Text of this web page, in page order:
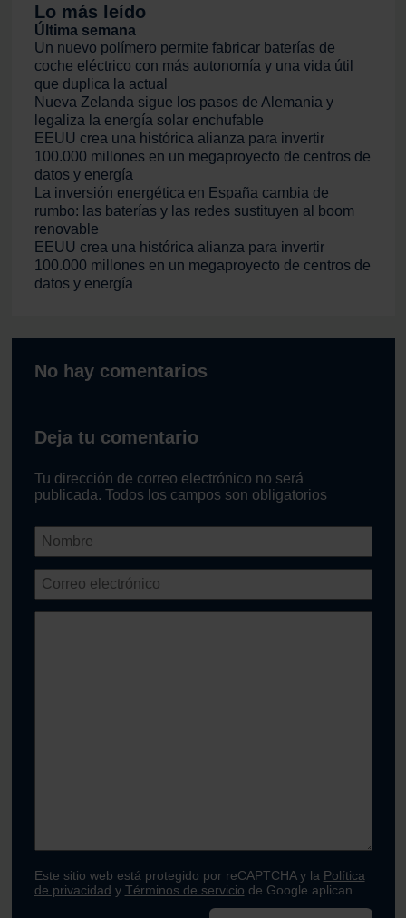
No hay comentarios
Deja tu comentario
Tu dirección de correo electrónico no será
publicada. Todos los campos son obligatorios
Este sitio web está protegido por reCAPTCHA y la Política
de privacidad y Términos de servicio de Google aplican.
Lo más leído
Última semana
Un nuevo polímero permite fabricar baterías de
coche eléctrico con más autonomía y una vida útil
que duplica la actual
Nueva Zelanda sigue los pasos de Alemania y
legaliza la energía solar enchufable
EEUU crea una histórica alianza para invertir
100.000 millones en un megaproyecto de centros de
datos y energía
La inversión energética en España cambia de
rumbo: las baterías y las redes sustituyen al boom
renovable
EEUU crea una histórica alianza para invertir
100.000 millones en un megaproyecto de centros de
datos y energía